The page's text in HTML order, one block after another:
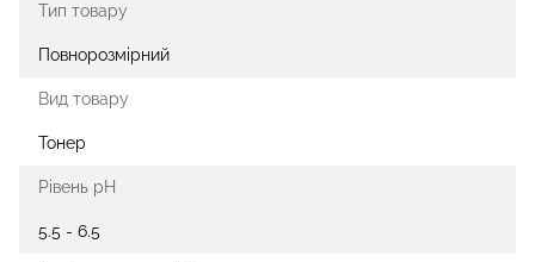
Тип товару
Повнорозмірний
Вид товару
Тонер
Рівень рН
5.5 - 6.5